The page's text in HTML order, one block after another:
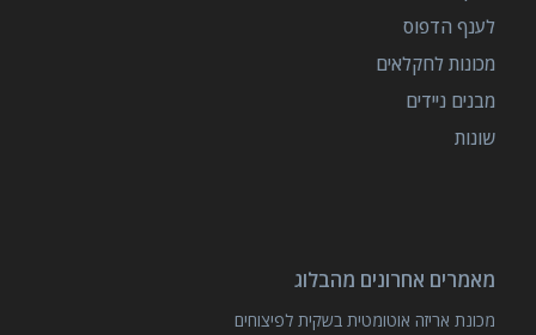
לענף הדפוס
מכונות לחקלאים
מבנים ניידים
שונות
מאמרים אחרונים מהבלוג
מכונת אריזה אוטומטית בשקית לפיצוחים